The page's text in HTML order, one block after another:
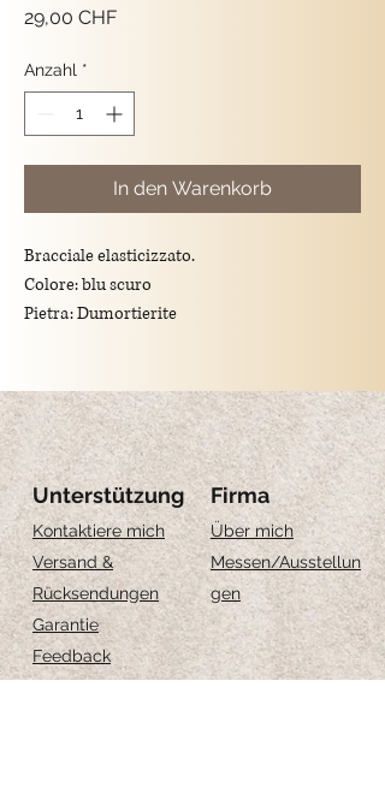
29,00 CHFPreis
Anzahl *
In den Warenkorb
Bracciale elasticizzato.
Colore: blu scuro
Pietra: Dumortierite
!! le pietre possono essere
leggermente differenti dalla foto, sono pezzi
unici
Unterstützung
Kontaktiere mich
Versand &
Rücksendungen
Garantie
Feedback
Firma
Über mich
Messen/Ausstellun
gen